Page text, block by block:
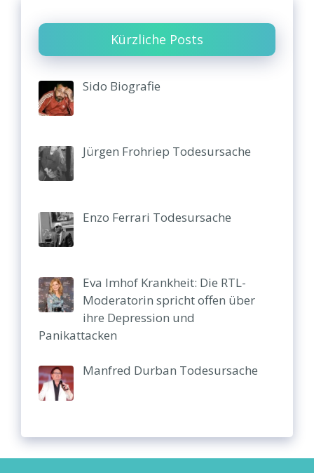
Kürzliche Posts
Sido Biografie
Jürgen Frohriep Todesursache
Enzo Ferrari Todesursache
Eva Imhof Krankheit: Die RTL-
Moderatorin spricht offen über
ihre Depression und
Panikattacken
Manfred Durban Todesursache